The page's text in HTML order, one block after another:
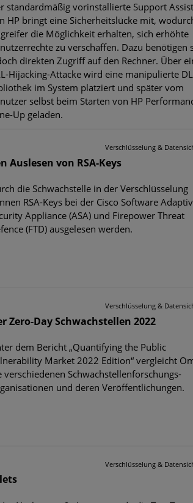
standardmäßig vorinstallierte Support
HP bringt eine Sicherheitslücke mit,
die Möglichkeit erhalten, sich erhöhte
zu verschaffen. Dazu benötigen
direkten Zugriff auf den Rechner. Über
Hijacking-Attacke wird eine manipulierte
im System platziert und später vom
selbst beim Starten von HP
Up geladen.
Verschlüsselung &
Auslesen von RSA-Keys
die Schwachstelle in der Verschlüsselung
RSA-Keys bei der Cisco Software
Appliance (ASA) und Firepower Threat
(FTD) ausgelesen werden.
Verschlüsselung &
Day Schwachstellen 2022
dem Bericht „Quantifying the Public
Market 2022 Edition“ vergleicht
verschiedenen Schwachstellenforschungs-
und deren Veröffentlichungen.
Verschlüsselung &